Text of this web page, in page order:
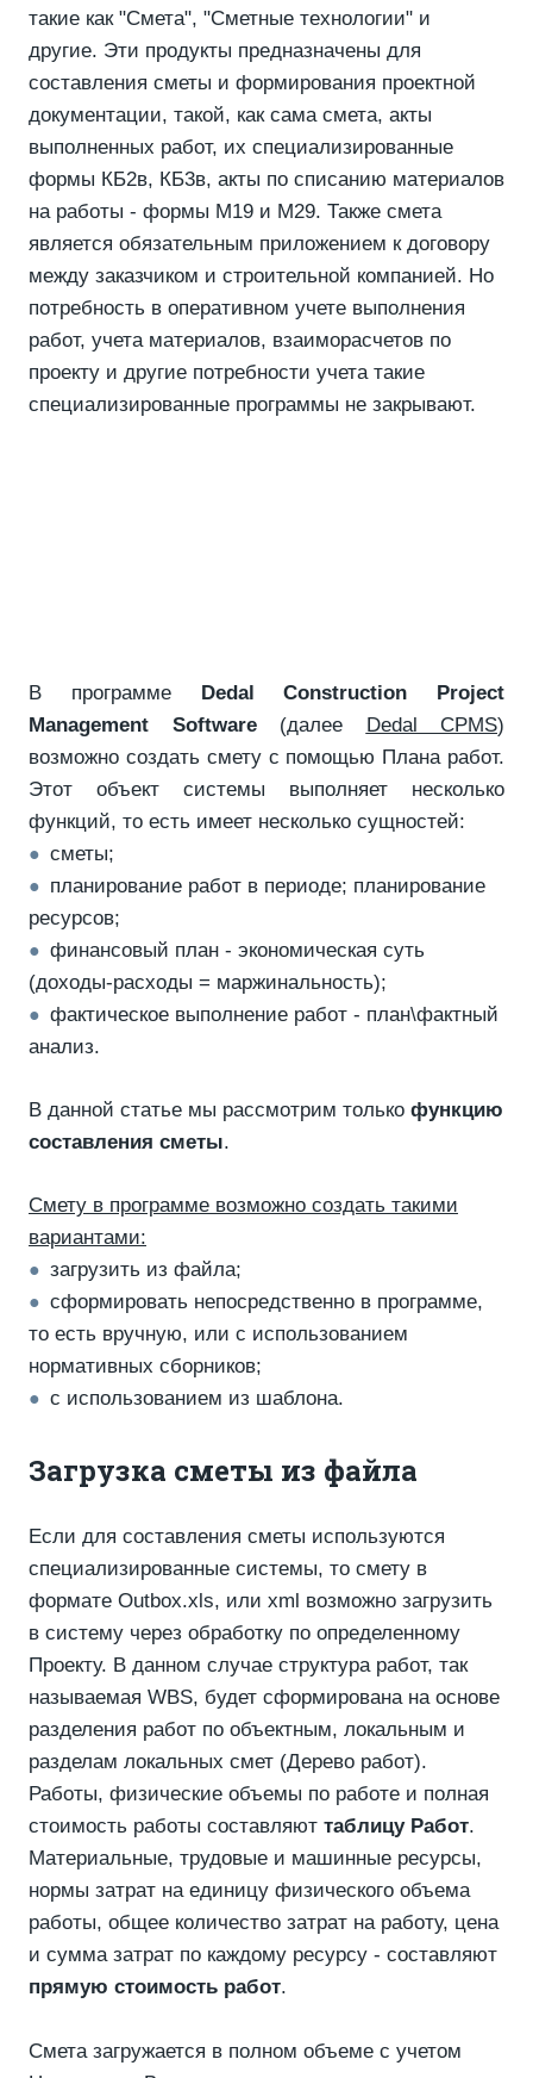
такие как "Смета", "Сметные технологии" и
другие. Эти продукты предназначены для
составления сметы и формирования проектной
документации, такой, как сама смета, акты
выполненных работ, их специализированные
формы КБ2в, КБ3в, акты по списанию материалов
на работы - формы М19 и М29. Также смета
является обязательным приложением к договору
между заказчиком и строительной компанией. Но
потребность в оперативном учете выполнения
работ, учета материалов, взаиморасчетов по
проекту и другие потребности учета такие
специализированные программы не закрывают.
В программе Dedal Construction Project
Management Software(далее Dedal CPMS)
возможно создать смету с помощью Плана работ.
Этот объект системы выполняет несколько
функций, то есть имеет несколько сущностей:
● сметы;
● планирование работ в периоде; планирование
ресурсов;
● финансовый план - экономическая суть
(доходы-расходы = маржинальность);
● фактическое выполнение работ - план\фактный
анализ.
В данной статье мы рассмотрим только функцию
составления сметы.
Смету в программе возможно создать такими
вариантами:
● загрузить из файла;
● сформировать непосредственно в программе,
то есть вручную, или с использованием
нормативных сборников;
● с использованием из шаблона.
Загрузка сметы из файла
Если для составления сметы используются
специализированные системы, то смету в
формате Outbox.xls, или xml возможно загрузить
в систему через обработку по определенному
Проекту. В данном случае структура работ, так
называемая WBS, будет сформирована на основе
разделения работ по объектным, локальным и
разделам локальных смет (Дерево работ).
Работы, физические объемы по работе и полная
стоимость работы составляют таблицу Работ.
Материальные, трудовые и машинные ресурсы,
нормы затрат на единицу физического объема
работы, общее количество затрат на работу, цена
и сумма затрат по каждому ресурсу - составляют
прямую стоимость работ.
Смета загружается в полном объеме с учетом